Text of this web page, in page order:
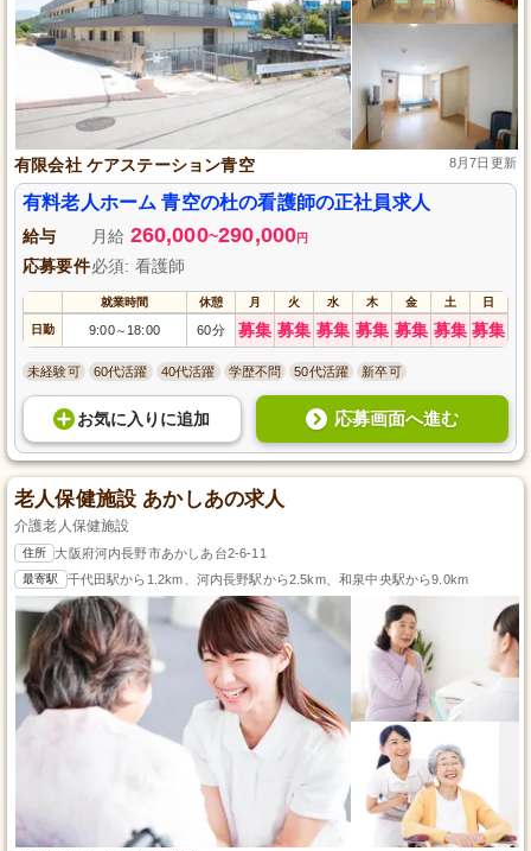
有限会社 ケアステーション青空 8月7日更新
有料老人ホーム 青空の杜の看護師の正社員求人
給与 月給 260,000~290,000円
応募要件必須: 看護師
就業時間 休憩 月 火 水 木 金 土 日
日勤 9:00～ 18:00 60分 募集 募集 募集 募集 募集 募集 募集
未経験可 60代活躍 40代活躍 学歴不問 50代活躍 新卒可
お気に入り に追加 応募画面へ進む
老人保健施設 あかしあの求人
介護老人保健施設
住所 大阪府河内長野市あかしあ台2-6-11
最寄駅 千代田駅から1.2km、河内長野駅から2.5km、和泉中央駅から9.0km